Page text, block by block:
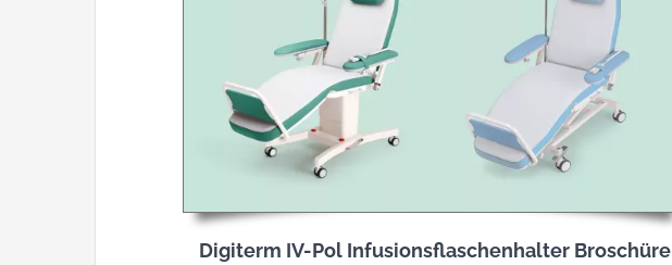
Digiterm IV-Pol Infusionsflaschenhalter Broschüre